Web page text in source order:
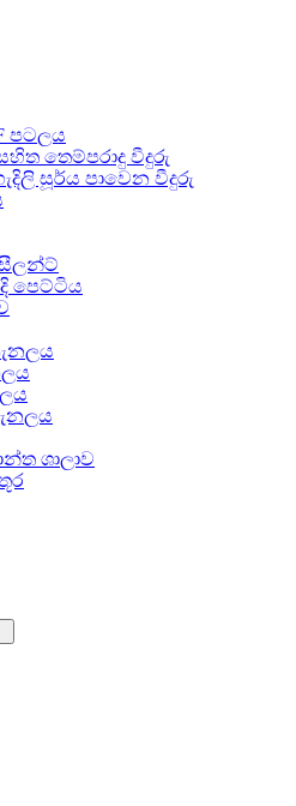
පටලය
තෙම්පරාදු වීදුරු
සූර්ය පාවෙන වීදුරු
පෙට්ටිය
ශාලාව